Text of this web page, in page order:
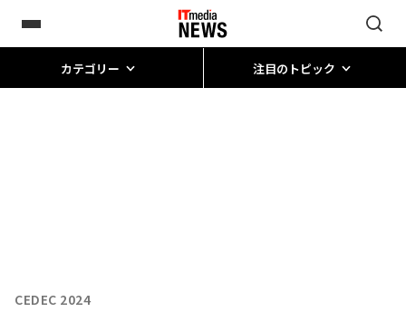
カテゴリー 注目のトピック
CEDEC 2024